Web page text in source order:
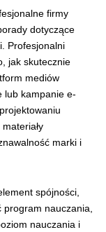
firmy
dotyczące
Profesjonalni
jak skutecznie
mediów
lub kampanie e-
marki i
spójności,
program nauczania,
nauczania i